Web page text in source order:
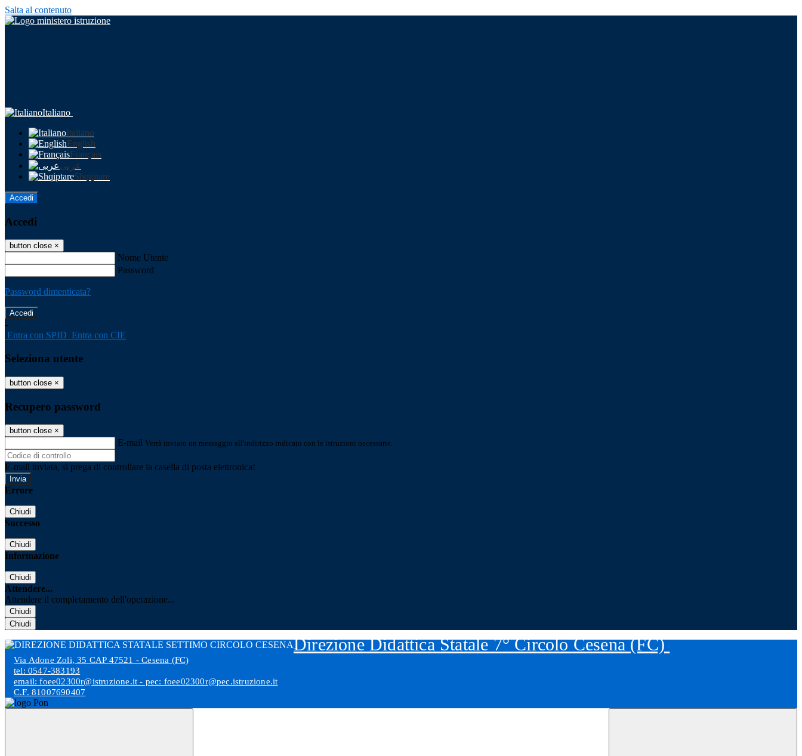
Salta al contenuto
Italiano
Italiano
English
Français
عربى
Shqiptare
Accedi
Accedi
button close ×
Nome Utente
Password
Password dimenticata?
-
Entra con SPID Entra con CIE
Seleziona utente
button close ×
Recupero password
button close ×
E-mail Verrà inviato un messaggio all'indirizzo indicato con le istruzioni necessarie.
E-mail inviata, si prega di controllare la casella di posta elettronica!
Errore
Chiudi
Successo
Chiudi
Informazione
Chiudi
Attendere...
Attendere il completamento dell'operazione...
Chiudi
Chiudi
Direzione Didattica Statale 7° Circolo Cesena (FC)
Via Adone Zoli, 35 CAP 47521 - Cesena (FC)
tel: 0547-383193
email: foee02300r@istruzione.it - pec: foee02300r@pec.istruzione.it
C.F. 81007690407